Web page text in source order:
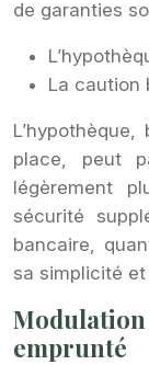
de garanties
La caution
place, peut
légèrement
sécurité
bancaire,
sa simplicité
Modulation
emprunté